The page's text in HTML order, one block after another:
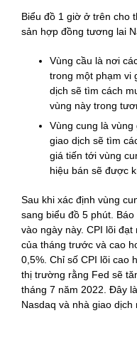
Biểu đồ 1 giờ ở trên cho
sản hợp đồng tương lai
Vùng cầu là nơi
trong một phạm vi
dịch sẽ tìm cách
vùng này trong
Vùng cung là
giao dịch sẽ tìm
giá tiến tới vùng
hiệu bán sẽ được
Sau khi xác định vùng
sang biểu đồ 5 phút.
vào ngày này. CPI lõi
của tháng trước và cao
0,5%. Chỉ số CPI lõi cao
thị trường rằng Fed sẽ
tháng 7 năm 2022. Đây
Nasdaq và nhà giao dịch